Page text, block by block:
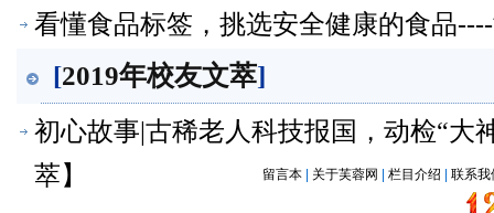
看懂食品标签，挑选安全健康的食品
[2019年校友文萃]
初心故事|古稀老人科技报国，动检“大
萃】
留言本| 关于芙蓉网 栏目介绍 联系我